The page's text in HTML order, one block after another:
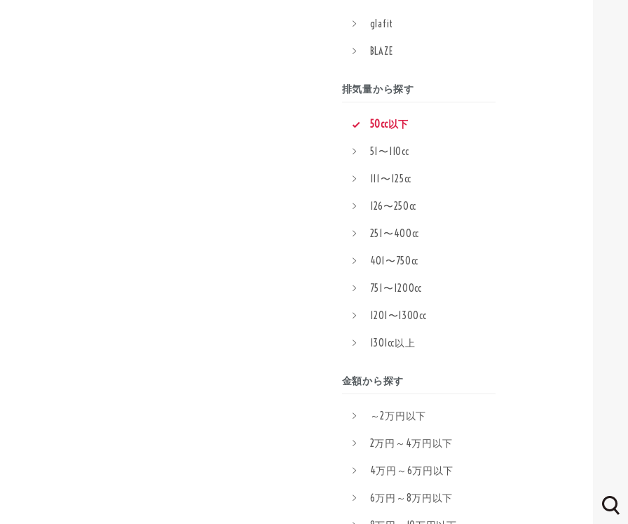
glafit
BLAZE
排気量から探す
50cc以下
51〜110cc
111〜125cc
126〜250cc
251〜400cc
401〜750cc
751〜1200cc
1201〜1300cc
1301cc以上
金額から探す
～2万円以下
2万円～4万円以下
4万円～6万円以下
6万円～8万円以下